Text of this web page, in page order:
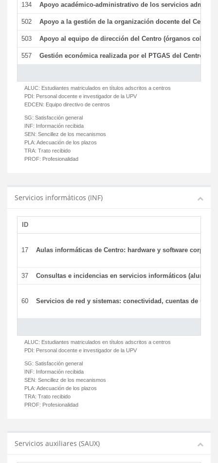
134 Apoyo académico-administrativo de los servicios
502 Apoyo a la gestión de la organización docente del Centro
503 Apoyo al equipo de dirección del Centro (órganos
557 Gestión económica realizada por el PTGAS del Centro
ALUC: Estudiantes matriculados en títulos adscritos a centros
PDI: Personal docente e investigador de la UPV
EDCEN: Equipo directivo de centros
SG: Satisfacción general
INF: Información recibida
SEN: Sencillez de los mecanismos
PLA: Adecuación de los plazos
TRA: Trato recibido
PROF: Profesionalidad
Servicios informáticos (INF)
ID
17 Aulas informáticas de Centro: hardware y software
37 Consultas e incidencias en servicios informáticos (alumnos)
60 Servicios de red y sistemas: conectividad, cuentas de
ALUC: Estudiantes matriculados en títulos adscritos a centros
PDI: Personal docente e investigador de la UPV
SG: Satisfacción general
INF: Información recibida
SEN: Sencillez de los mecanismos
PLA: Adecuación de los plazos
TRA: Trato recibido
PROF: Profesionalidad
Servicios auxiliares (SAUX)